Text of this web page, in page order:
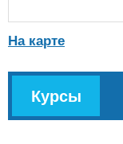
На карте
l
Курсы
(
а